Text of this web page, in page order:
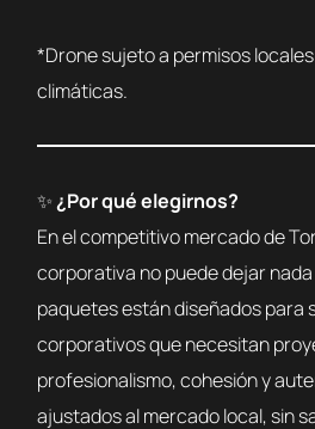
*Drone sujeto a permisos
climáticas.
✨¿Por qué elegirnos?
En el competitivo mercado de
corporativa no puede dejar
paquetes están diseñados para
corporativos que necesitan
profesionalismo, cohesión y
ajustados al mercado local, sin